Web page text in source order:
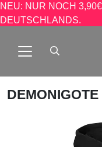
NEU: NUR NOCH
DEUTSCHLANDS.